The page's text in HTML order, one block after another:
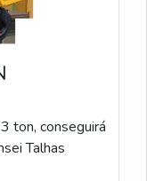
ton, conseguirá
Talhas